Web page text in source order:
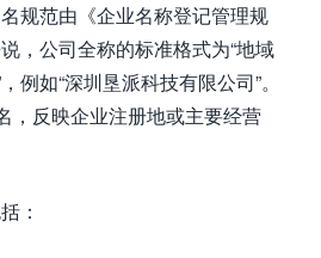
规范由《企业名称登记管理规
，公司全称的标准格式为“地域
例如“深圳垦派科技有限公司”。
，反映企业注册地或主要经营
：